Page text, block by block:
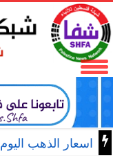
اسعار الذهب اليوم